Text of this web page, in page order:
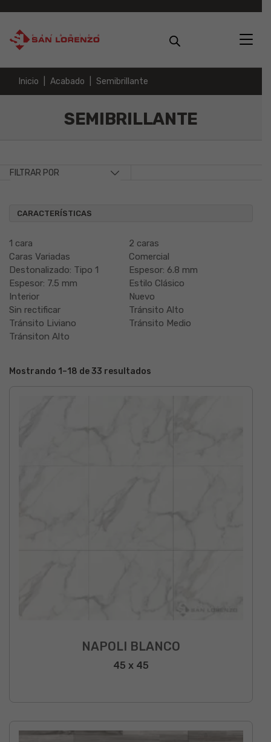
Inicio Acabado Semibrillante
SEMIBRILLANTE
FILTRAR POR
CARACTERÍSTICAS
1 cara
2 caras
Caras Variadas
Comercial
Destonalizado: Tipo 1
Espesor: 6.8 mm
Espesor: 7.5 mm
Estilo Clásico
Interior
Nuevo
Sin rectificar
Tránsito Alto
Tránsito Liviano
Tránsito Medio
Tránsiton Alto
Mostrando 1–18 de 33 resultados
NAPOLI BLANCO
45 x 45